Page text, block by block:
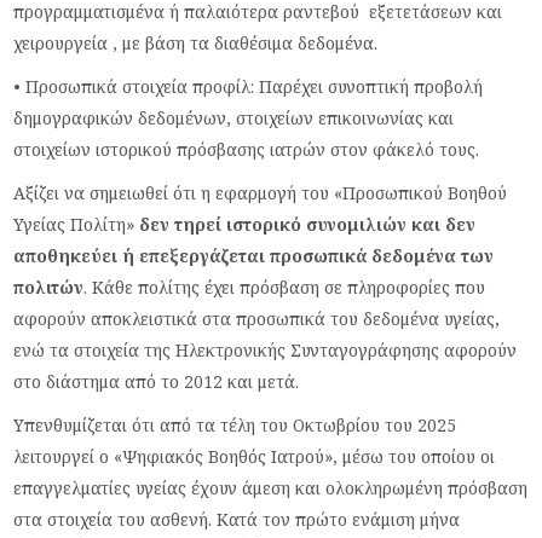
προγραμματισμένα ή παλαιότερα ραντεβού εξετετάσεων και
χειρουργεία , με βάση τα διαθέσιμα δεδομένα.
• Προσωπικά στοιχεία προφίλ: Παρέχει συνοπτική προβολή
δημογραφικών δεδομένων, στοιχείων επικοινωνίας και
στοιχείων ιστορικού πρόσβασης ιατρών στον φάκελό τους.
Αξίζει να σημειωθεί ότι η εφαρμογή του «Προσωπικού Βοηθού
Υγείας Πολίτη» δεν τηρεί ιστορικό συνομιλιών και δεν
αποθηκεύει ή επεξεργάζεται προσωπικά δεδομένα των
πολιτών. Κάθε πολίτης έχει πρόσβαση σε πληροφορίες που
αφορούν αποκλειστικά στα προσωπικά του δεδομένα υγείας,
ενώ τα στοιχεία της Ηλεκτρονικής Συνταγογράφησης αφορούν
στο διάστημα από το 2012 και μετά.
Υπενθυμίζεται ότι από τα τέλη του Οκτωβρίου του 2025
λειτουργεί ο «Ψηφιακός Βοηθός Ιατρού», μέσω του οποίου οι
επαγγελματίες υγείας έχουν άμεση και ολοκληρωμένη πρόσβαση
στα στοιχεία του ασθενή. Κατά τον πρώτο ενάμιση μήνα